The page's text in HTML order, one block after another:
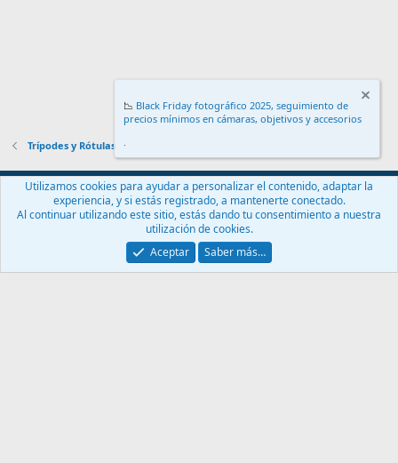
Trípodes y Rótulas
Español (ES)
Contáctanos
Términos y reglas Política de privacidad
Ayuda
Community platform by XenForo® © 2010-2024 XenForo Ltd.
📉 Black Friday fotográfico 2025, seguimiento de
precios mínimos en cámaras, objetivos y accesorios
.
Utilizamos cookies para ayudar a personalizar el contenido, adaptar la
experiencia, y si estás registrado, a mantenerte conectado.
Al continuar utilizando este sitio, estás dando tu consentimiento a nuestra
utilización de cookies.
Aceptar
Saber más…